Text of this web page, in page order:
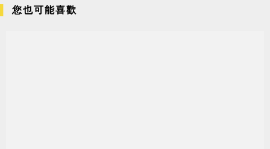
您也可能喜歡